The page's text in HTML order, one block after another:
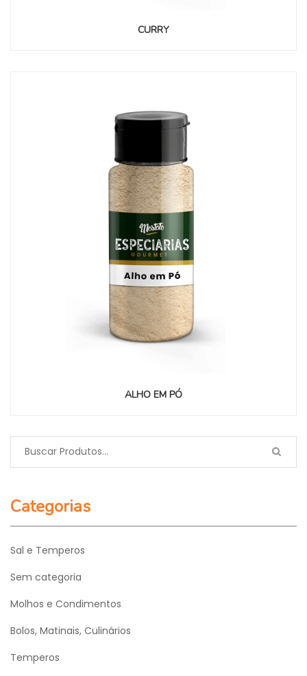
CURRY
ALHO EM PÓ
Categorias
Sal e Temperos
Sem categoria
Molhos e Condimentos
Bolos, Matinais, Culinários
Temperos